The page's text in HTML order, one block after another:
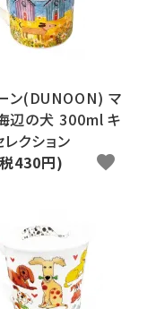
ン(DUNOON) マ
辺の犬 300ml キ
クション
430円)
favorite